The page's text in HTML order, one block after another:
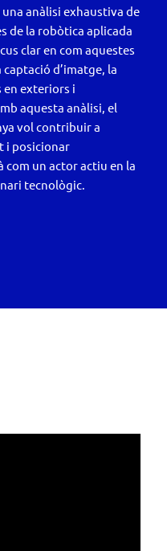
anàlisi exhaustiva de
de la robòtica aplicada
clar en com aquestes
d’imatge, la
exteriors i
aquesta anàlisi, el
vol contribuir a
i posicionar
com un actor actiu en la
tecnològic.